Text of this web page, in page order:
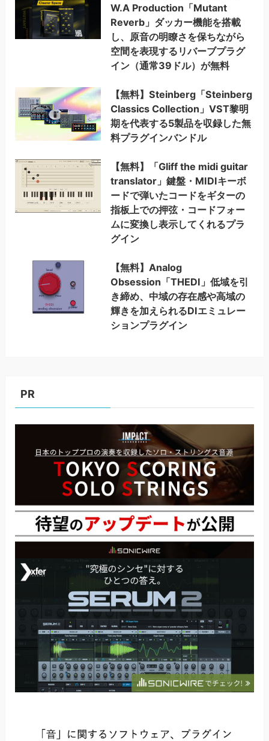
W.A Production「Mutant
Reverb」ダッカー機能を搭載
し、原音の明瞭さを保ちながら
空間を表現するリバーブプラグ
イン（通常39ドル）が無料
【無料】Steinberg「Steinberg
Classics Collection」VST黎明
期を代表する5製品を収録した無
料プラグインバンドル
【無料】「Gliff the midi guitar
translator」鍵盤・MIDIキーボ
ードで弾いたコードをギターの
指板上での押弦・コードフォー
ムに変換し表示してくれるプラ
グイン
【無料】Analog
Obsession「THEDI」低域を引
き締め、中域の存在感や高域の
輝きを加えられるDIエミュレー
ションプラグイン
PR